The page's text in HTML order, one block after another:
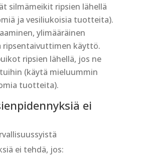
silmämeikit ripsien lähellä
ja vesiliukoisia tuotteita).
ylimääräinen
ripsentaivuttimen käyttö.
ripsien lähellä, jos ne
(käytä mieluummin
tuotteita).
ei
ei tehdä, jos: